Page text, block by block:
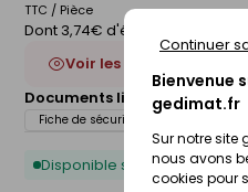
Bienvenue
gedimat.fr
Sur notre site
nous avons
cookies pour
Continuer
TTC / Pièce
Dont 3,74€ d'éco-participation
Voir les 5 déclinaisons
Documents liés :
Fiche technique
Fiche de sécurité (FdS)
Disponible sous 10 jours